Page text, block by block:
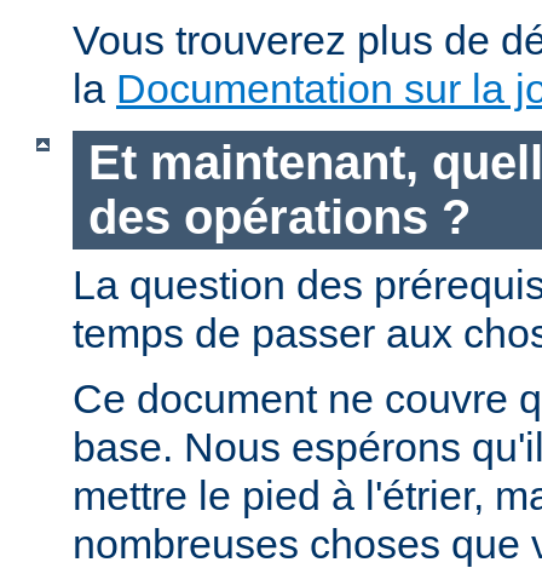
Vous trouverez plus de
la Documentation sur la
Et maintenant,
des opérations ?
La question des
temps de passer aux
Ce document ne couvre
base. Nous espérons
mettre le pied à l'étrier,
nombreuses choses que